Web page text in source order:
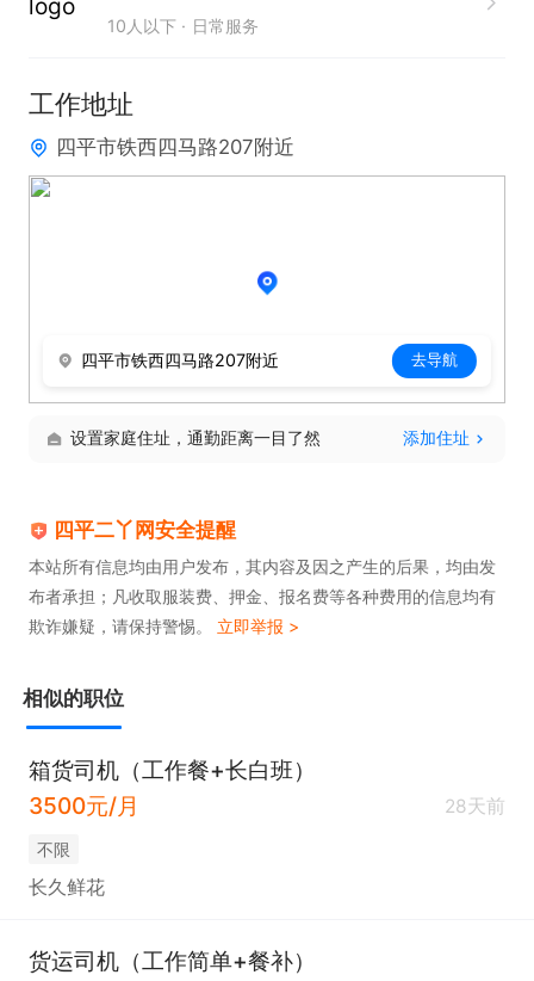
10人以下 日常服务
工作地址
四平市铁西四马路207附近
四平市铁西四马路207附近 去导航
设置家庭住址，通勤距离一目了然 添加住址
四平二丫网安全提醒
本站所有信息均由用户发布，其内容及因之产生的后果，均由发
布者承担；凡收取服装费、押金、报名费等各种费用的信息均有
欺诈嫌疑，请保持警惕。 立即举报 >
相似的职位
箱货司机（工作餐+长白班）
3500元/月
28天前
不限
长久鲜花
货运司机（工作简单+餐补）